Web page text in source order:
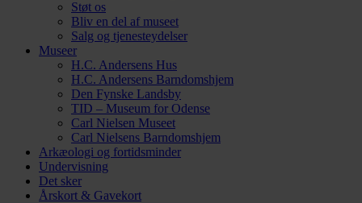
Støt os
Bliv en del af museet
Salg og tjenesteydelser
Museer
H.C. Andersens Hus
H.C. Andersens Barndomshjem
Den Fynske Landsby
TID – Museum for Odense
Carl Nielsen Museet
Carl Nielsens Barndomshjem
Arkæologi og fortidsminder
Undervisning
Det sker
Årskort & Gavekort